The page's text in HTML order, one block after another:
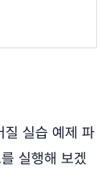
질 실습 예제 파
실행해 보겠